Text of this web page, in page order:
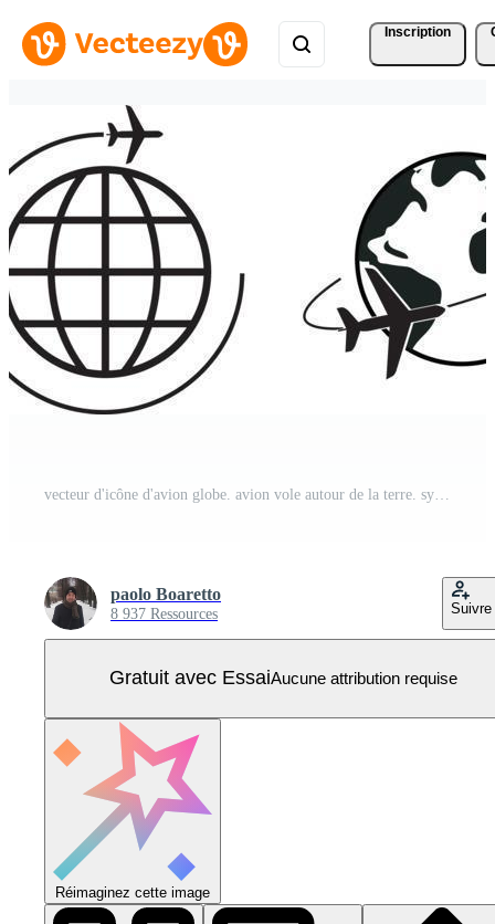
Inscription
paolo Boaretto
8 937 Ressources Suivre
Gratuit avec EssaiAucune attribution requise
Réimaginez cette image